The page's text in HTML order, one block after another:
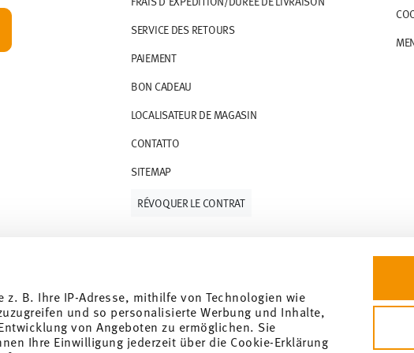
B. Ihre IP-Adresse, mithilfe von Technologien wie
und so personalisierte Werbung und Inhalte,
von Angeboten zu ermöglichen. Sie
Ihre Einwilligung jederzeit über die Cookie-Erklärung
toute commande
Vous pouvez consulter
SERVICE DES RETOURS
PAIEMENT
BON CADEAU
LOCALISATEUR DE MAGASIN
CONTATTO
SITEMAP
RÉVOQUER LE CONTRAT